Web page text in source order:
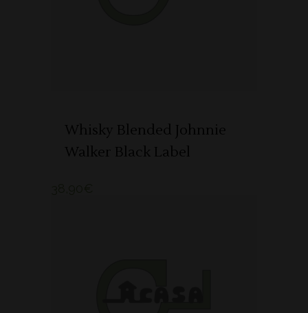
Whisky Blended Johnnie
Walker Black Label